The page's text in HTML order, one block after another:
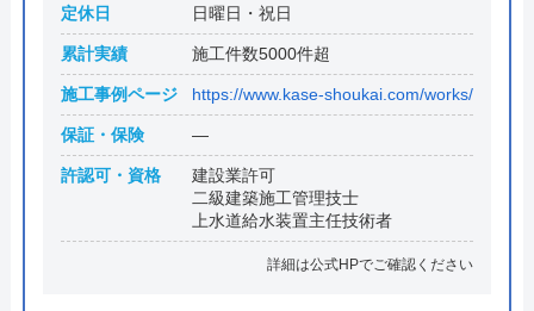
定休日 日曜日・祝日
累計実績 施工件数5000件超
施工事例ページ https://www.kase-shoukai.com/works/
保証・保険 ―
許認可・資格
建設業許可
二級建築施工管理技士
上水道給水装置主任技術者
詳細は公式HPでご確認ください